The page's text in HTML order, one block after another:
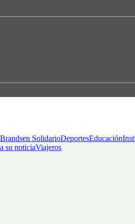
Brandsen SolidarioDeportesEducación
su noticiaViajeros